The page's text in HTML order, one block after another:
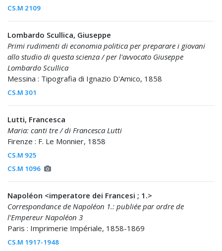
CS.M 2109
Lombardo Scullica, Giuseppe
Primi rudimenti di economia politica per preparare i giovani
allo studio di questa scienza / per l'avvocato Giuseppe
Lombardo Scullica
Messina : Tipografia di Ignazio D'Amico, 1858
CS.M 301
Lutti, Francesca
Maria: canti tre / di Francesca Lutti
Firenze : F. Le Monnier, 1858
CS.M 925
CS.M 1096
Napoléon <imperatore dei Francesi ; 1.>
Correspondance de Napoléon 1.: publiée par ordre de
l'Empereur Napoléon 3
Paris : Imprimerie Impériale, 1858-1869
CS.M 1917-1948